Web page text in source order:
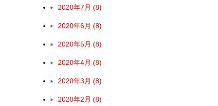
2020年7月 (8)
2020年6月 (8)
2020年5月 (8)
2020年4月 (8)
2020年3月 (8)
2020年2月 (8)